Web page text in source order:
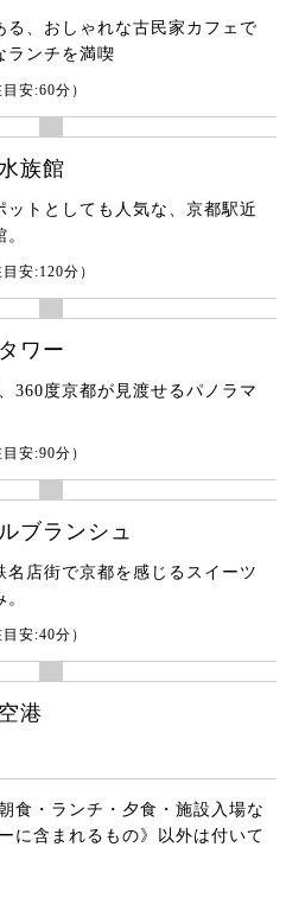
る、おしゃれな古民家カフェで
ランチを満喫
安:60分）
族館
ットとしても人気な、京都駅近
安:120分）
ワー
360度京都が見渡せるパノラマ
安:90分）
ブランシュ
名店街で京都を感じるスイーツ
安:40分）
港
食・ランチ・夕食・施設入場な
に含まれるもの》以外は付いて